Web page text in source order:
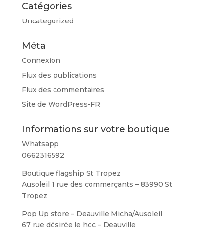
Catégories
Uncategorized
Méta
Connexion
Flux des publications
Flux des commentaires
Site de WordPress-FR
Informations sur votre boutique
Whatsapp
0662316592
Boutique flagship St Tropez
Ausoleil 1 rue des commerçants – 83990 St
Tropez
Pop Up store – Deauville Micha/Ausoleil
67 rue désirée le hoc – Deauville